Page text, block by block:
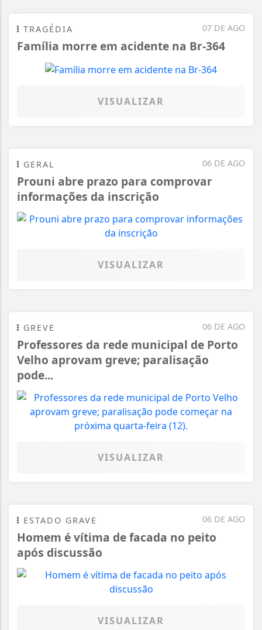
07 DE AGO
TRAGÉDIA
Família morre em acidente na Br-364
VISUALIZAR
06 DE AGO
GERAL
Prouni abre prazo para comprovar
informações da inscrição
VISUALIZAR
06 DE AGO
GREVE
Professores da rede municipal de Porto
Velho aprovam greve; paralisação
pode...
VISUALIZAR
06 DE AGO
ESTADO GRAVE
Homem é vítima de facada no peito
após discussão
VISUALIZAR